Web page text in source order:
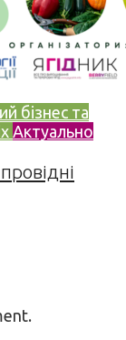
бізнес та
Актуально